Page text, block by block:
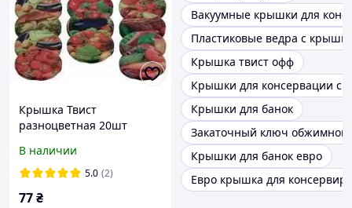
Крышка Твист
разноцветная 20шт
В наличии
5.0 (2)
77₴
Вакуумные крышки для
Пластиковые ведра с
Крышка твист офф
Крышки для консервации с
Крышки для банок
Закаточный ключ обжимной
Крышки для банок евро
Евро крышка для